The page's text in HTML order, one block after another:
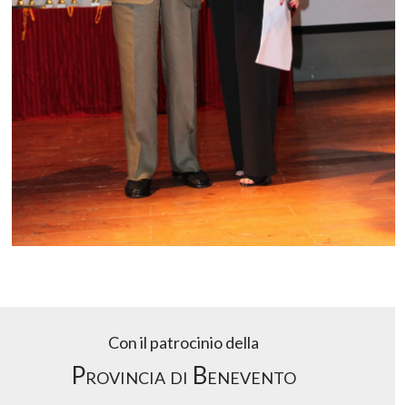
Con il patrocinio della
Provincia di Benevento